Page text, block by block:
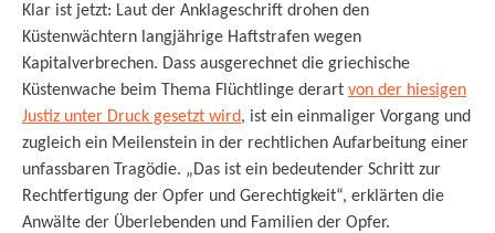
Klar ist jetzt: Laut der Anklageschrift drohen den
Küstenwächtern langjährige Haftstrafen wegen
Kapitalverbrechen. Dass ausgerechnet die griechische
Küstenwache beim Thema Flüchtlinge derart von der hiesigen
Justiz unter Druck gesetzt wird, ist ein einmaliger Vorgang und
zugleich ein Meilenstein in der rechtlichen Aufarbeitung einer
unfassbaren Tragödie. „Das ist ein bedeutender Schritt zur
Rechtfertigung der Opfer und Gerechtigkeit“, erklärten die
Anwälte der Überlebenden und Familien der Opfer.